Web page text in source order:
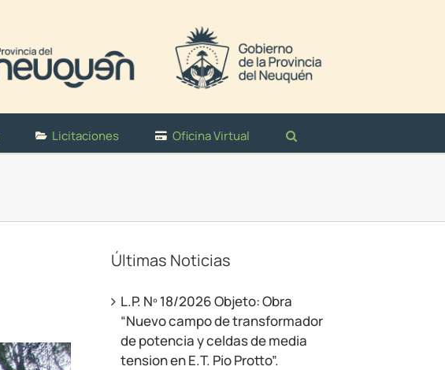
Licitaciones Oficina Virtual
Últimas Noticias
L.P. Nº 18/2026 Objeto: Obra
“Nuevo campo de transformador
de potencia y celdas de media
tension en E.T. Pio Protto”.